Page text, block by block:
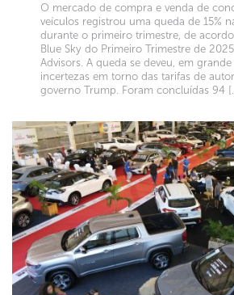
O mercado de compra e venda de
veículos registrou uma queda de 15%
durante o primeiro trimestre, de
Blue Sky do Primeiro Trimestre de
Advisors. A queda se deveu, em
incertezas em torno das tarifas de
governo Trump. Foram concluídas 94